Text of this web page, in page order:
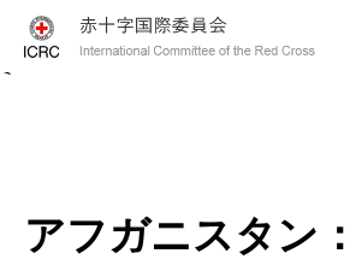
<
アフガニスタン